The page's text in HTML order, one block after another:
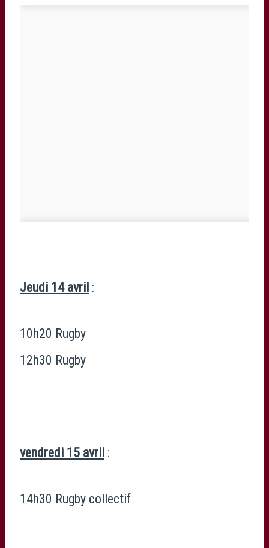
Jeudi 14 avril :
10h20 Rugby
12h30 Rugby
vendredi 15 avril :
14h30 Rugby collectif